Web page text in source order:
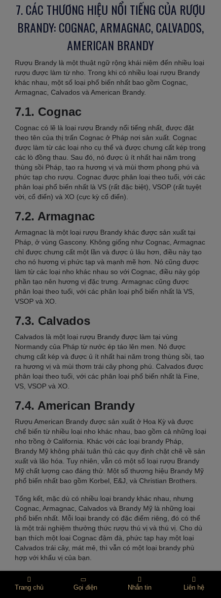
7. CÁC THƯƠNG HIỆU NỔI TIẾNG CỦA RƯỢU
BRANDY: COGNAC, ARMAGNAC, CALVADOS,
AMERICAN BRANDY
Rượu Brandy là một thuật ngữ rộng khái niệm đến nhiều loại
rượu được làm từ nho. Trong khi có nhiều loại rượu Brandy
khác nhau, một số loại phổ biến nhất bao gồm Cognac,
Armagnac, Calvados và American Brandy.
7.1. Cognac
Cognac có lẽ là loại rượu Brandy nổi tiếng nhất, được đặt
theo tên của thị trấn Cognac ở Pháp nơi sản xuất. Cognac
được làm từ các loại nho cụ thể và được chưng cất kép trong
các lò đồng thau. Sau đó, nó được ủ ít nhất hai năm trong
thùng sồi Pháp, tạo ra hương vị và mùi thơm phong phú và
phức tạp cho rượu. Cognac được phân loại theo tuổi, với các
phân loại phổ biến nhất là VS (rất đặc biệt), VSOP (rất tuyệt
vời, cổ điển) và XO (cực kỳ cổ điển).
7.2. Armagnac
Armagnac là một loại rượu Brandy khác được sản xuất tại
Pháp, ở vùng Gascony. Không giống như Cognac, Armagnac
chỉ được chưng cất một lần và được ủ lâu hơn, điều này tạo
cho nó hương vị phức tạp và mạnh mẽ hơn. Nó cũng được
làm từ các loại nho khác nhau so với Cognac, điều này góp
phần tạo nên hương vị đặc trưng. Armagnac cũng được
phân loại theo tuổi, với các phân loại phổ biến nhất là VS,
VSOP và XO.
7.3. Calvados
Calvados là một loại rượu Brandy được làm tại vùng
Normandy của Pháp từ nước ép táo lên men. Nó được
chưng cất kép và được ủ ít nhất hai năm trong thùng sồi, tạo
ra hương vị và mùi thơm trái cây phong phú. Calvados được
phân loại theo tuổi, với các phân loại phổ biến nhất là Fine,
VS, VSOP và XO.
7.4. American Brandy
Rượu American Brandy được sản xuất ở Hoa Kỳ và được
chế biến từ nhiều loại nho khác nhau, bao gồm cả những loại
nho trồng ở California. Khác với các loại brandy Pháp,
Brandy Mỹ không phải tuân thủ các quy định chặt chẽ về sản
xuất và lão hóa. Tuy nhiên, vẫn có một số loại rượu Brandy
Mỹ chất lượng cao đáng thử. Một số thương hiệu Brandy Mỹ
phổ biến nhất bao gồm Korbel, E&J, và Christian Brothers.
Tổng kết, mặc dù có nhiều loại brandy khác nhau, nhưng
Cognac, Armagnac, Calvados và Brandy Mỹ là những loại
phổ biến nhất. Mỗi loại brandy có đặc điểm riêng, đó có thể
là một trải nghiệm thưởng thức rượu thú vị và thú vị. Cho dù
bạn thích một loại Cognac đậm đà, phức tạp hay một loại
Calvados trái cây, mát mẻ, thì vẫn có một loại brandy phù
hợp với khẩu vị của bạn.
8. GIÁ RƯỢU BRANDY
Trang chủ Gọi điện Nhắn tin Liên hệ